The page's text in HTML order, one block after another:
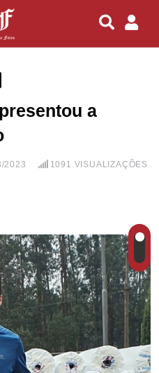
a
2023 1091 VISUALIZAÇÕES